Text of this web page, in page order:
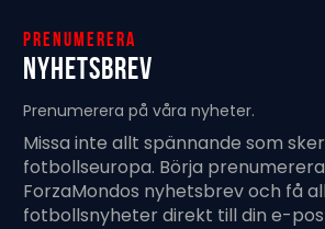
Prenumerera
Nyhetsbrev
Prenumerera på våra nyheter.
Missa inte allt spännande som
fotbollseuropa. Börja
ForzaMondos nyhetsbrev och få
fotbollsnyheter direkt till din e-